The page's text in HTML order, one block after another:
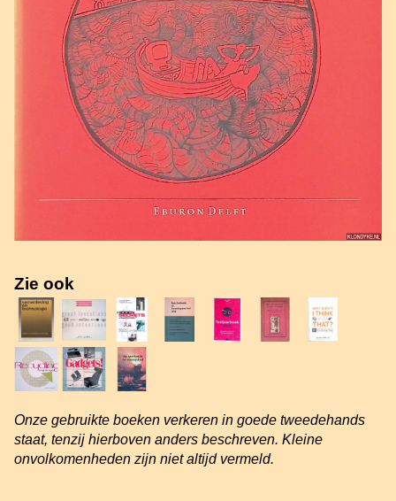
Zie ook
Onze gebruikte boeken verkeren in goede tweedehands
staat, tenzij hierboven anders beschreven. Kleine
onvolkomenheden zijn niet altijd vermeld.